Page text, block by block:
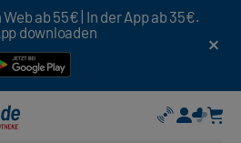
ab 55€ | In der App ab 35€.
downloaden